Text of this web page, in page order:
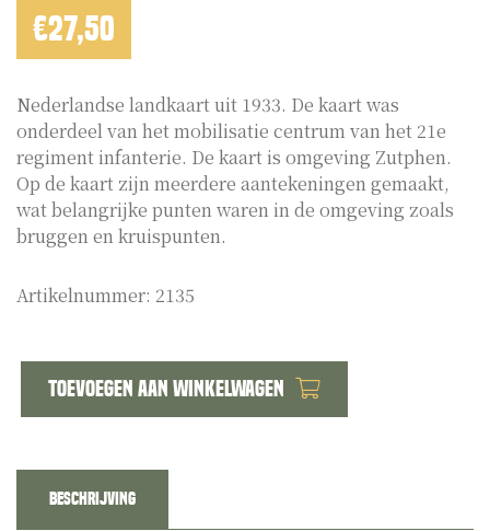
€27,50
Nederlandse landkaart uit 1933. De kaart was
onderdeel van het mobilisatie centrum van het 21e
regiment infanterie. De kaart is omgeving Zutphen.
Op de kaart zijn meerdere aantekeningen gemaakt,
wat belangrijke punten waren in de omgeving zoals
bruggen en kruispunten.
Artikelnummer: 2135
officers
map
Toevoegen aan winkelwagen
Beschrijving